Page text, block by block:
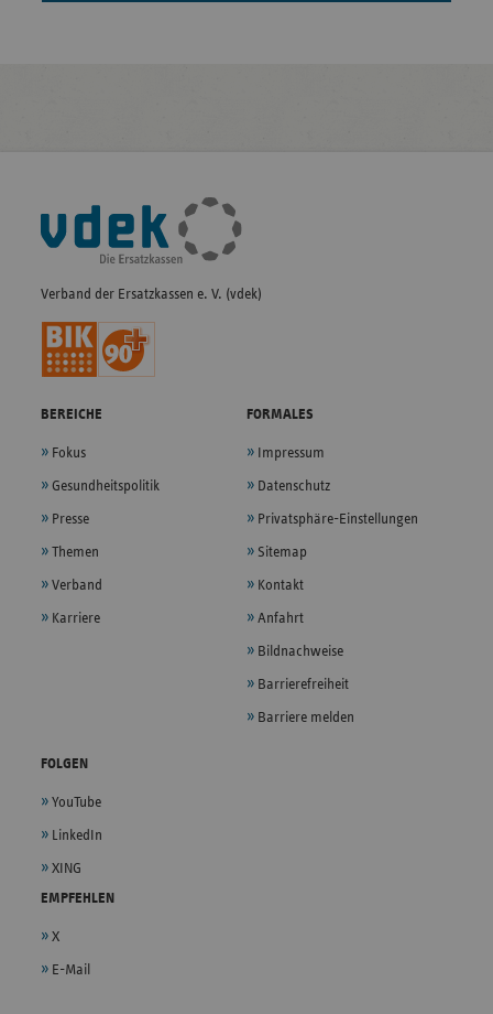
Fußleisten-
Navigation
Verband der Ersatzkassen e. V. (vdek)
BEREICHE
Fokus
Gesundheitspolitik
Presse
Themen
Verband
Karriere
FORMALES
Impressum
Datenschutz
Privatsphäre-Einstellungen
Sitemap
Kontakt
Anfahrt
Bildnachweise
Barrierefreiheit
Barriere melden
FOLGEN
YouTube
LinkedIn
XING
EMPFEHLEN
X
E-Mail